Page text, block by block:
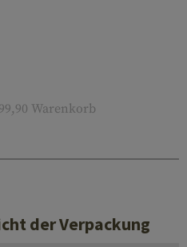
Warenkorb
der Verpackung